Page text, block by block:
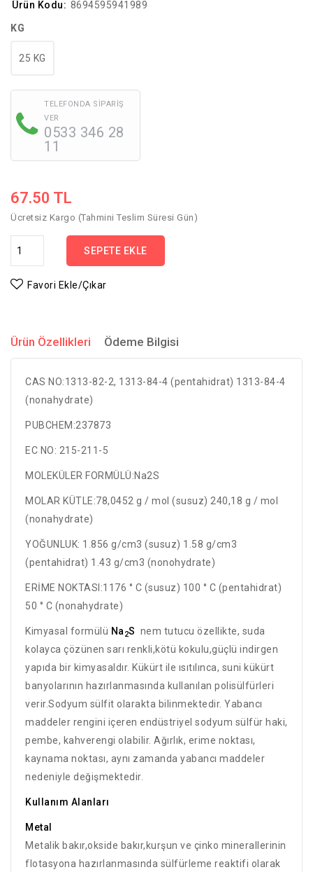
Ürün Kodu: 8694595941989
KG
25 KG
TELEFONDA SİPARİŞ
VER
0533 346 28
11
67.50 TL
Ücretsiz Kargo (Tahmini Teslim Süresi Gün)
SEPETE EKLE
Favori Ekle/Çıkar
Ürün Özellikleri Ödeme Bilgisi
CAS NO:1313-82-2, 1313-84-4 (pentahidrat) 1313-84-4
(nonahydrate)
PUBCHEM:237873
EC NO: 215-211-5
MOLEKÜLER FORMÜLÜ:Na2S
MOLAR KÜTLE:78,0452 g / mol (susuz) 240,18 g / mol
(nonahydrate)
YOĞUNLUK: 1.856 g/cm3 (susuz) 1.58 g/cm3
(pentahidrat) 1.43 g/cm3 (nonohydrate)
ERİME NOKTASI:1176 ° C (susuz) 100 ° C (pentahidrat)
50 ° C (nonahydrate)
Kimyasal formülü Na 2S nem tutucu özellikte, suda
kolayca çözünen sarı renkli,kötü kokulu,güçlü indirgen
yapıda bir kimyasaldır. Kükürt ile ısıtılınca, suni kükürt
banyolarının hazırlanmasında kullanılan polisülfürleri
verir.Sodyum sülfit olarakta bilinmektedir. Yabancı
maddeler rengini içeren endüstriyel sodyum sülfür haki,
pembe, kahverengi olabilir. Ağırlık, erime noktası,
kaynama noktası, aynı zamanda yabancı maddeler
nedeniyle değişmektedir.
Kullanım Alanları
Metal
Metalik bakır,okside bakır,kurşun ve çinko minerallerinin
flotasyona hazırlanmasında sülfürleme reaktifi olarak